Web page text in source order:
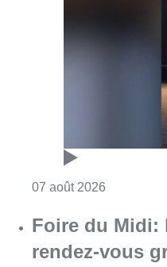
Foire du
rendez-vous